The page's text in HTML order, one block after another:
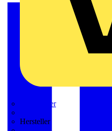
Weidmüller
Hersteller